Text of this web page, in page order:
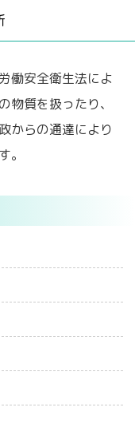
働安全衛生法によ
物質を扱ったり、
からの通達により
。